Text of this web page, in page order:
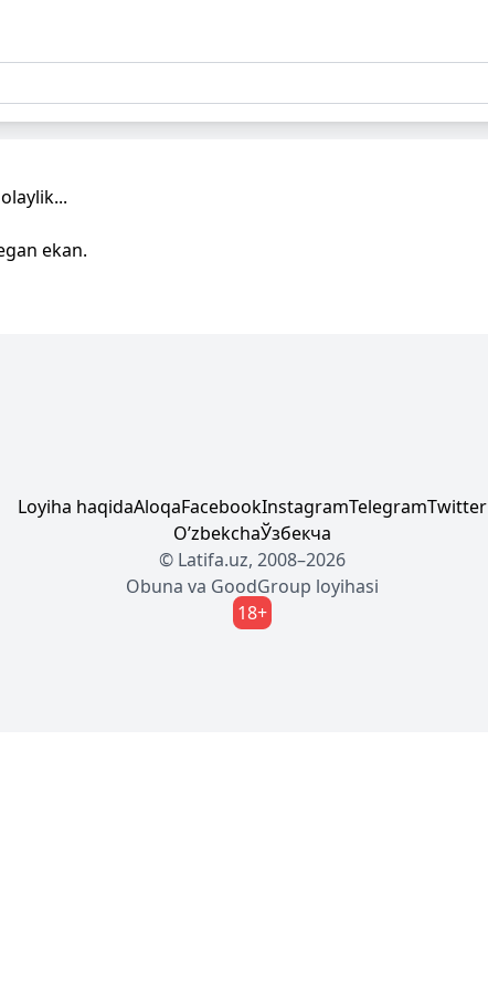
ekan.
Loyiha haqidaAloqaFacebookInstagramTelegramTwitter
OʼzbekchaЎзбекча
© Latifa.uz, 2008–2026
Obuna va GoodGroup loyihasi
18+